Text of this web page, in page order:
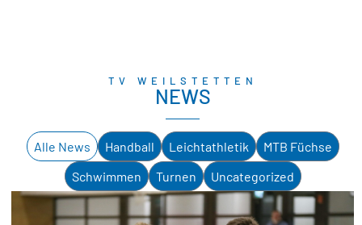
TV WEILSTETTEN
NEWS
Handball Leichtathletik
MTB Füchse
Schwimmen
Turnen Uncategorized
Alle News